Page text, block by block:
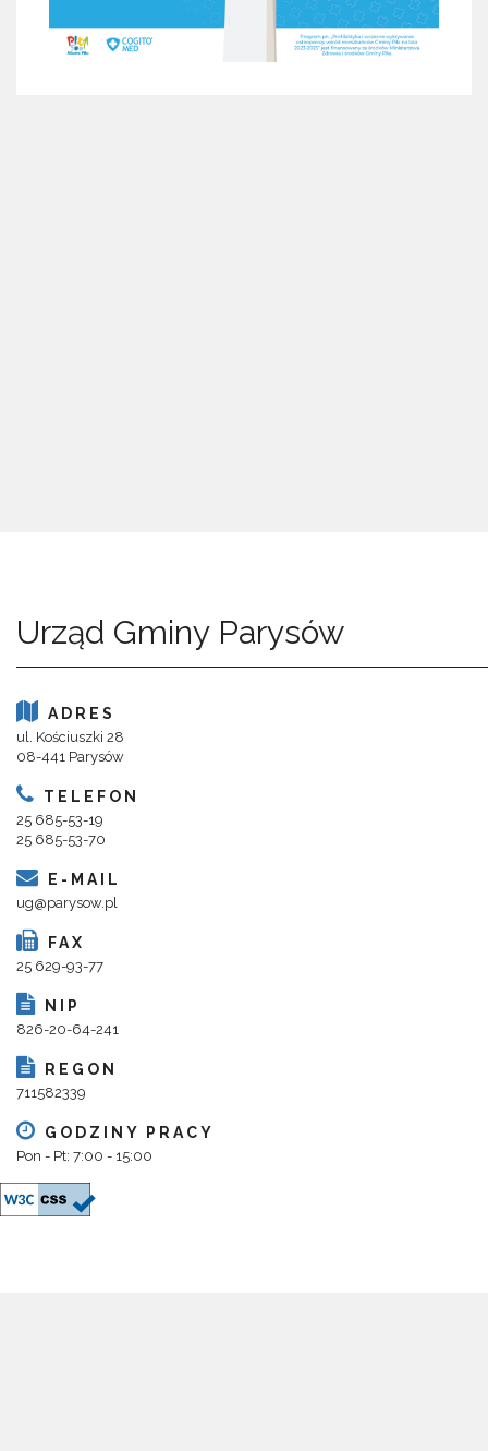
Urząd Gminy Parysów
ADRES
ul. Kościuszki 28
08-441 Parysów
TELEFON
25 685-53-19
25 685-53-70
E-MAIL
ug@parysow.pl
FAX
25 629-93-77
NIP
826-20-64-241
REGON
711582339
GODZINY PRACY
Pon - Pt: 7:00 - 15:00